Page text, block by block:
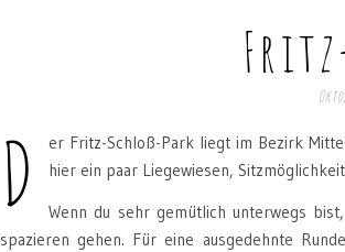
D
er Fritz-Schloß-Park liegt im Bezirk
hier ein paar Liegewiesen,
Wenn du sehr gemütlich unterwegs
spazieren gehen. Für eine ausgedehnte